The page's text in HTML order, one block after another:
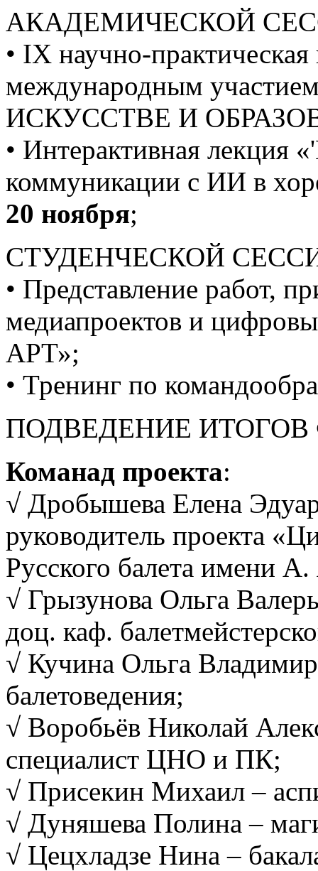
АКАДЕМИЧЕСКОЙ
• IХ научно-
международным
ИСКУССТВЕ И
• Интерактивная лекция
коммуникации с ИИ в
20 ноября;
СТУДЕНЧЕСКОЙ
• Представление работ,
медиапроектов и
АРТ»;
• Тренинг по
ПОДВЕДЕНИЕ
Команад проекта:
√ Дробышева Елена
руководитель проекта
Русского балета имени
√ Грызунова Ольга
доц. каф.
√ Кучина Ольга
балетоведения;
√ Воробьёв Николай
специалист ЦНО и ПК;
√ Присекин Михаил –
√ Дуняшева Полина –
√ Цецхладзе Нина –